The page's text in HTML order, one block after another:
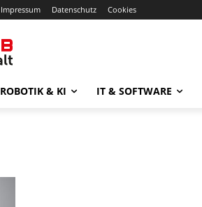
Impressum Datenschutz Cookies
ROBOTIK & KI IT & SOFTWARE